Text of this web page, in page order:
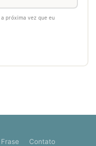
próxima vez que eu
Contato